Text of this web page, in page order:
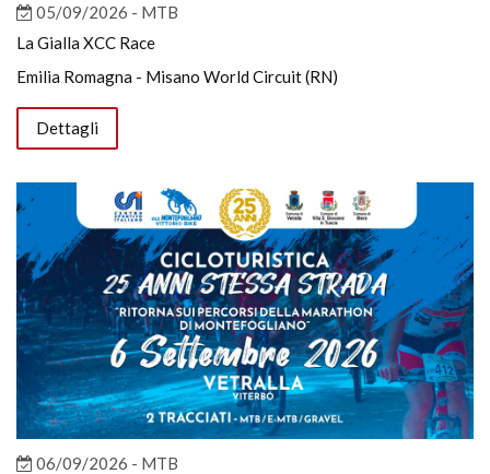
05/09/2026 - MTB
La Gialla XCC Race
Emilia Romagna - Misano World Circuit (RN)
Dettagli
06/09/2026 - MTB